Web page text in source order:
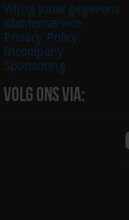
Wijzig jouw gegevens
Klantenservice
Privacy Policy
Incompany
Sponsoring
Volg ons via: